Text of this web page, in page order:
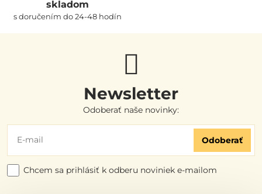
skladom
s doručením do 24-48 hodín
Newsletter
Odoberať naše novinky:
Odoberať
Chcem sa prihlásiť k odberu noviniek e-mailom